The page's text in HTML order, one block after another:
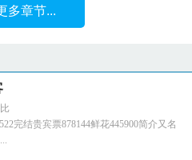
多章节...
完结贵宾票878144鲜花445900简介又名